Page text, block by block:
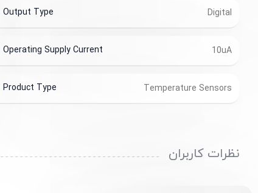
Digital
Output Type
10uA
Operating Supply Current
Temperature Sensors
Product Type
نظرات کاربران